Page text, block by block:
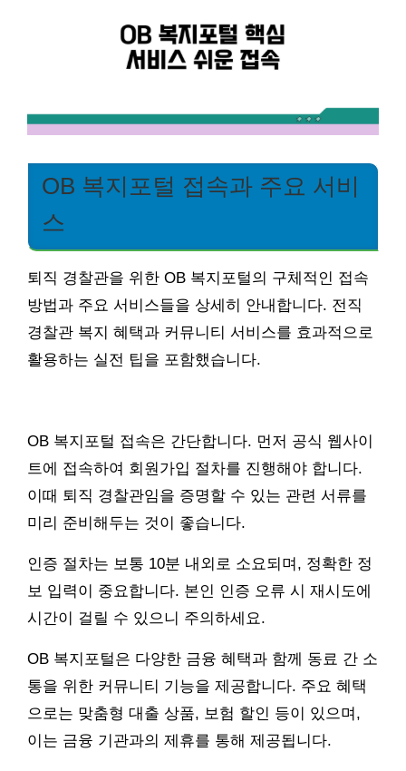
OB 복지포털 접속과 주요 서비
스
퇴직 경찰관을 위한 OB 복지포털의 구체적인 접속
방법과 주요 서비스들을 상세히 안내합니다. 전직
경찰관 복지 혜택과 커뮤니티 서비스를 효과적으로
활용하는 실전 팁을 포함했습니다.
OB 복지포털 접속은 간단합니다. 먼저 공식 웹사이
트에 접속하여 회원가입 절차를 진행해야 합니다.
이때 퇴직 경찰관임을 증명할 수 있는 관련 서류를
미리 준비해두는 것이 좋습니다.
인증 절차는 보통 10분 내외로 소요되며, 정확한 정
보 입력이 중요합니다. 본인 인증 오류 시 재시도에
시간이 걸릴 수 있으니 주의하세요.
OB 복지포털은 다양한 금융 혜택과 함께 동료 간 소
통을 위한 커뮤니티 기능을 제공합니다. 주요 혜택
으로는 맞춤형 대출 상품, 보험 할인 등이 있으며,
이는 금융 기관과의 제휴를 통해 제공됩니다.